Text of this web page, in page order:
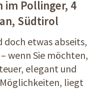
im Pollinger, 4
Südtirol
doch etwas abseits,
wenn Sie möchten,
elegant und
liegt